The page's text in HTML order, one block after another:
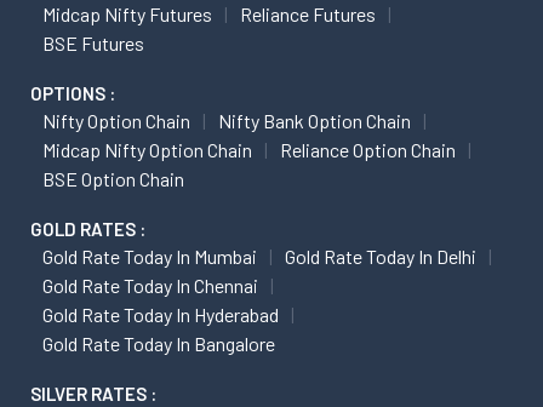
Midcap Nifty Futures
Reliance Futures
BSE Futures
OPTIONS :
Nifty Option Chain
Nifty Bank Option Chain
Midcap Nifty Option Chain
Reliance Option Chain
BSE Option Chain
GOLD RATES :
Gold Rate Today In Mumbai
Gold Rate Today In Delhi
Gold Rate Today In Chennai
Gold Rate Today In Hyderabad
Gold Rate Today In Bangalore
SILVER RATES :